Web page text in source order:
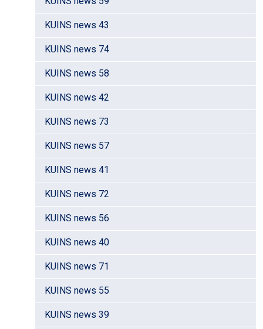
KUINS news 43
KUINS news 74
KUINS news 58
KUINS news 42
KUINS news 73
KUINS news 57
KUINS news 41
KUINS news 72
KUINS news 56
KUINS news 40
KUINS news 71
KUINS news 55
KUINS news 39